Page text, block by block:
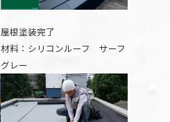
屋根塗装完了
材料：シリコンルーフ サーフ
グレー